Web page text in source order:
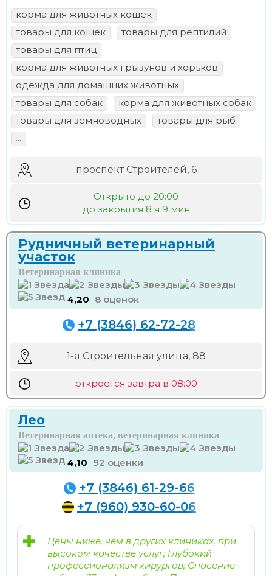
корма для животных кошек
товары для кошек
товары для рептилий
товары для птиц
корма для животных грызунов и хорьков
одежда для домашних животных
товары для собак
корма для животных собак
товары для земноводных
товары для рыб
...
проспект Строителей, 6
Открыто до 20:00
до закрытия 8 ч 9 мин
Рудничный ветеринарный
участок
Ветеринарная клиника
4,20 8 оценок
+7 (3846) 62-72-28
1-я Строительная улица, 88
откроется завтра в 08:00
Лео
Ветеринарная аптека, ветеринарная клиника
4,10 92 оценки
+7 (3846) 61-29-66
+7 (960) 930-60-06
Цены ниже, чем в других клиниках, при
высоком качестве услуг; Глубокий
профессионализм хирургов; Спасение